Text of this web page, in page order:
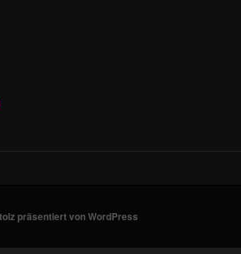
präsentiert von WordPress